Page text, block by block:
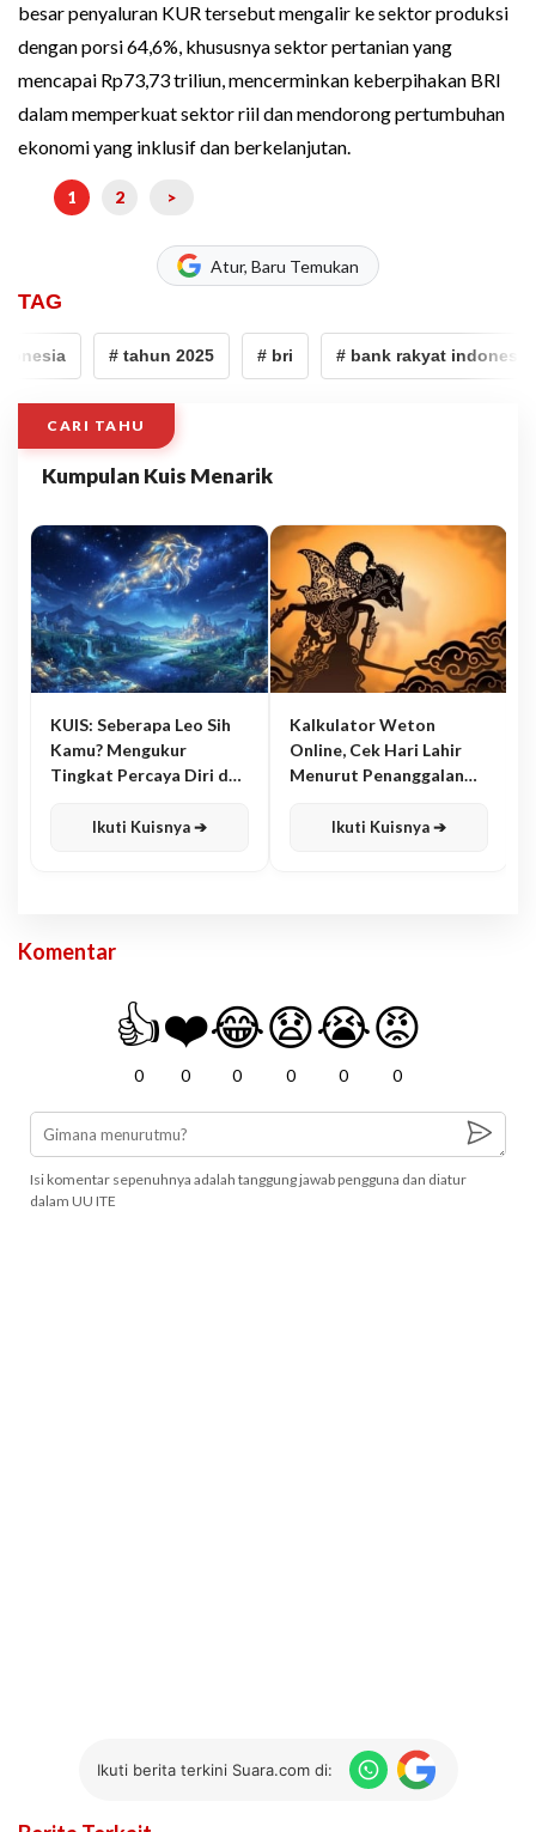
besar penyaluran KUR tersebut mengalir ke sektor produksi
dengan porsi 64,6%, khususnya sektor pertanian yang
mencapai Rp73,73 triliun, mencerminkan keberpihakan BRI
dalam memperkuat sektor riil dan mendorong pertumbuhan
ekonomi yang inklusif dan berkelanjutan.
1 2 >
Atur, Baru Temukan
TAG
# tahun 2025 # bri # bank rakyat indonesia
CARI TAHU
Kumpulan Kuis Menarik
KUIS: Seberapa Leo Sih
Kamu? Mengukur
Tingkat Percaya Diri dan
Ikuti Kuisnya ➔
Kalkulator Weton
Online, Cek Hari Lahir
Menurut Penanggalan
Ikuti Kuisnya ➔
Komentar
👍
0
❤️
0
😂
0
😧
0
😭
0
😡
0
Isi komentar sepenuhnya adalah tanggung jawab pengguna dan diatur
dalam UU ITE
Ikuti berita terkini Suara.com di: